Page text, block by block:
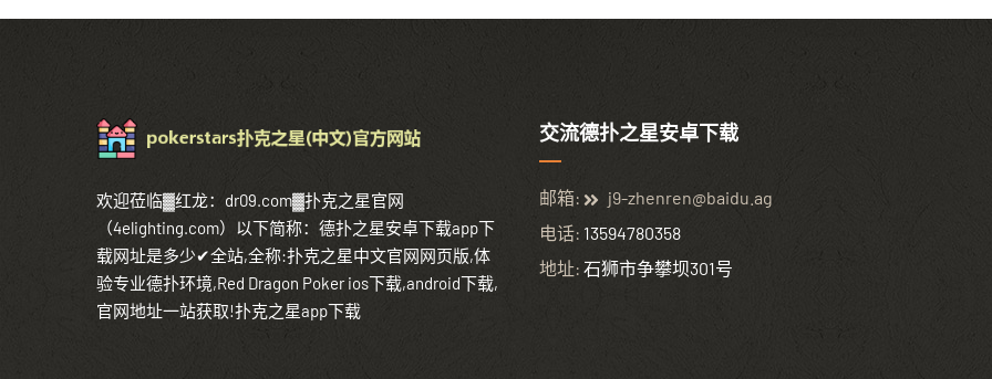
欢迎莅临▓红龙：dr09.com▓扑克之星官网
（4elighting.com）以下简称：德扑之星安卓下载app下
载网址是多少✔全站,全称:扑克之星中文官网网页版,体
验专业德扑环境,Red Dragon Poker ios下载,android下载,
官网地址一站获取!扑克之星app下载
交流德扑之星安卓下载
邮箱:
j9-zhenren@baidu.ag
电话: 13594780358
地址: 石狮市争攀坝301号